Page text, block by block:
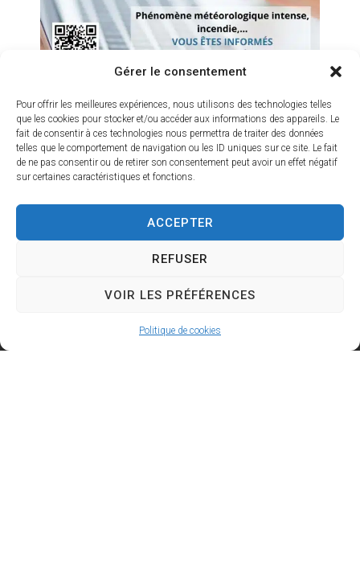
Gérer le consentement
Pour offrir les meilleures expériences, nous utilisons des technologies telles
que les cookies pour stocker et/ou accéder aux informations des appareils. Le
fait de consentir à ces technologies nous permettra de traiter des données
telles que le comportement de navigation ou les ID uniques sur ce site. Le fait
de ne pas consentir ou de retirer son consentement peut avoir un effet négatif
sur certaines caractéristiques et fonctions.
ACCEPTER
REFUSER
VOIR LES PRÉFÉRENCES
Politique de cookies
de l’Enfance, le CHRS La
Chaumière et le
Colombier.
Parc de Florans
Cinéma
14h30 – Projection
d’un film suivie d’un
goûter sera offert par
Entrée gratuite (prise
en charge par le CCAS).
goûter organisé par